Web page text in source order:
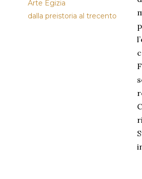
Arte Egizia
dalla preistoria al trecento